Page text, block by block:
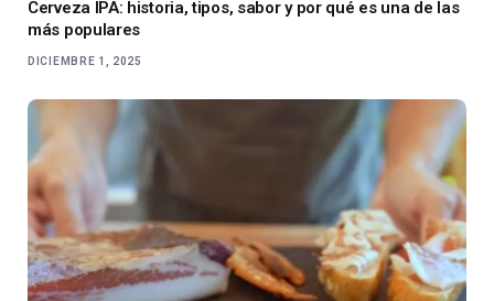
Cerveza IPA: historia, tipos, sabor y por qué es una de las
más populares
DICIEMBRE 1, 2025